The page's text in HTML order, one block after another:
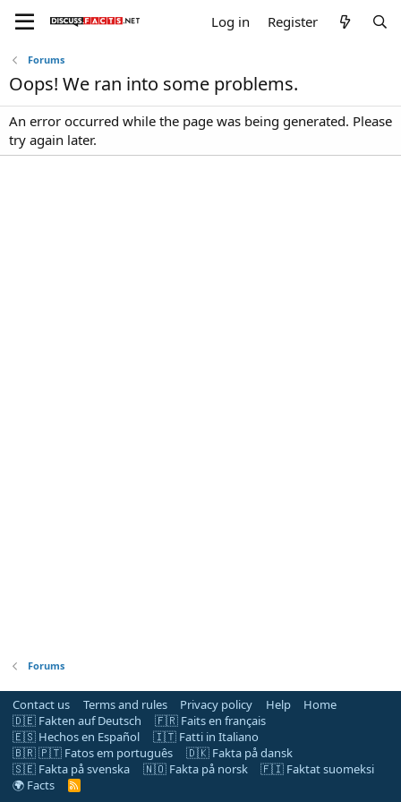
Log in Register
Forums
Oops! We ran into some problems.
An error occurred while the page was being generated. Please
try again later.
Forums
Contact us Terms and rules Privacy policy Help
Home
🇩🇪 Fakten auf Deutsch
🇫🇷 Faits en français
🇪🇸 Hechos en Español
🇮🇹 Fatti in Italiano
🇧🇷 🇵🇹 Fatos em português
🇩🇰 Fakta på dansk
🇸🇪 Fakta på svenska
🇳🇴 Fakta på norsk
🇫🇮 Faktat suomeksi
🌍 Facts
R